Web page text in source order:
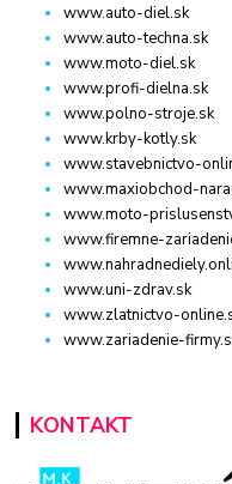
www.auto-diel.sk
www.auto-techna.sk
www.moto-diel.sk
www.profi-dielna.sk
www.polno-stroje.sk
www.krby-kotly.sk
www.stavebnictvo-
www.maxiobchod-
www.moto-
www.firemne-
www.uni-zdrav.sk
www.zlatnictvo-
www.zariadenie-
KONTAKT